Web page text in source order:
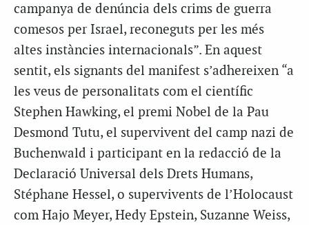
campanya de denúncia dels crims de guerra
comesos per Israel, reconeguts per les més
altes instàncies internacionals”. En aquest
sentit, els signants del manifest s’adhereixen “a
les veus de personalitats com el científic
Stephen Hawking, el premi Nobel de la Pau
Desmond Tutu, el supervivent del camp nazi de
Buchenwald i participant en la redacció de la
Declaració Universal dels Drets Humans,
Stéphane Hessel, o supervivents de l’Holocaust
com Hajo Meyer, Hedy Epstein, Suzanne Weiss,